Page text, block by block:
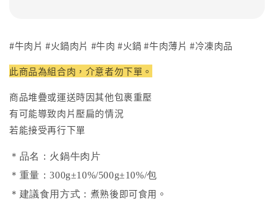
#牛肉片 #火鍋肉片 #牛肉 #火鍋 #牛肉薄片 #冷凍肉品
此商品為組合肉，介意者勿下單。
商品堆疊或運送時因其他包裹重壓
有可能導致肉片壓扁的情況
若能接受再行下單
＊品名：火鍋牛肉片
＊重量：300g±10%/500g±10%/包
＊建議食用方式： 煮熟後即可食用。